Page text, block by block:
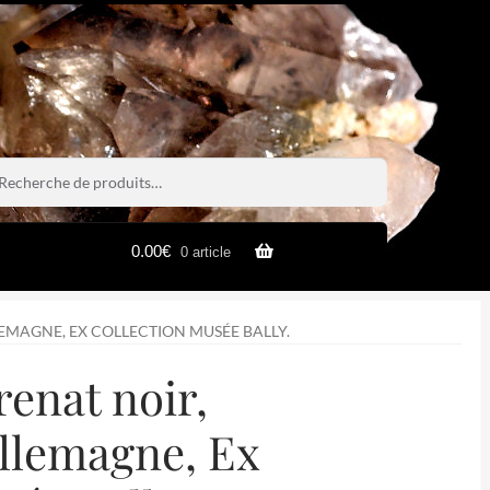
0.00€ 0 article
EX COLLECTION MUSÉE BALLY.
noir,
Ex